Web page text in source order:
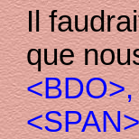
Il
que
<SPAN>